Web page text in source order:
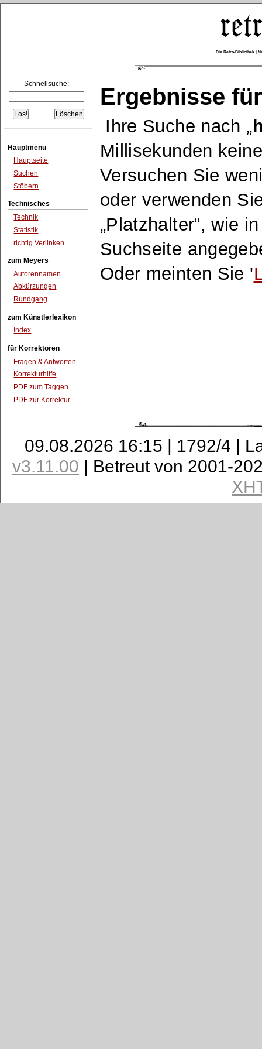
Die Retro-Bibliothek |
Schnellsuche:
Hauptmenü
Hauptseite
Suchen
Stöbern
Technisches
Technik
Statistik
richtig Verlinken
zum Meyers
Autorennamen
Abkürzungen
Rundgang
zum Künstlerlexikon
Index
für Korrektoren
Fragen & Antworten
Korrekturhilfe
PDF zum Taggen
PDF zur Korrektur
Ergebnisse
Ihre Suche nach
Millisekunden
Versuchen Sie
oder verwenden
Platzhalter , wie
Suchseite
Oder meinten Sie '
09.08.2026 16:15 | 1792/4 |
v3.11.00 | Betreut von 2001-